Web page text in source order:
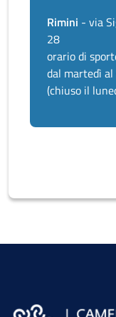
Rimini - via
28
orario di
dal martedì
(chiuso il